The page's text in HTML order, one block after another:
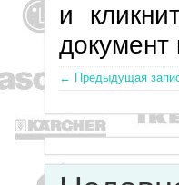
и
документ
← Предыдущая